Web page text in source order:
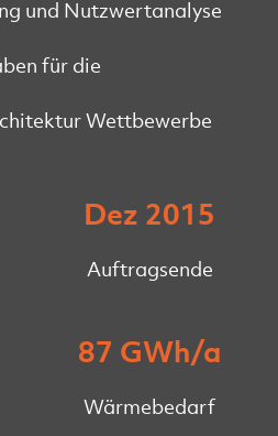
und Nutzwertanalyse
für die
Wettbewerbe
Dez 2015
Auftragsende
87 GWh/a
Wärmebedarf